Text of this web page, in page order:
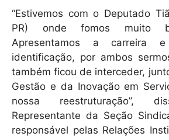
“Estivemos com o Deputado
PR) onde fomos muito
Apresentamos a carreira
identificação, por ambos
também ficou de interceder,
Gestão e da Inovação em
nossa reestruturação”,
Representante da Seção
responsável pelas Relações